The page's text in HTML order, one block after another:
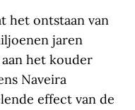
het ontstaan van
jaren
het kouder
Naveira
effect van de